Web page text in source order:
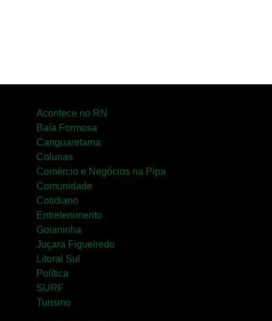
Acontece no RN
Baía Formosa
Canguaretama
Colunas
Comércio e Negócios na Pipa
Comunidade
Cotidiano
Entretenimento
Goianinha
Juçara Figueiredo
Litoral Sul
Política
SURF
Turismo